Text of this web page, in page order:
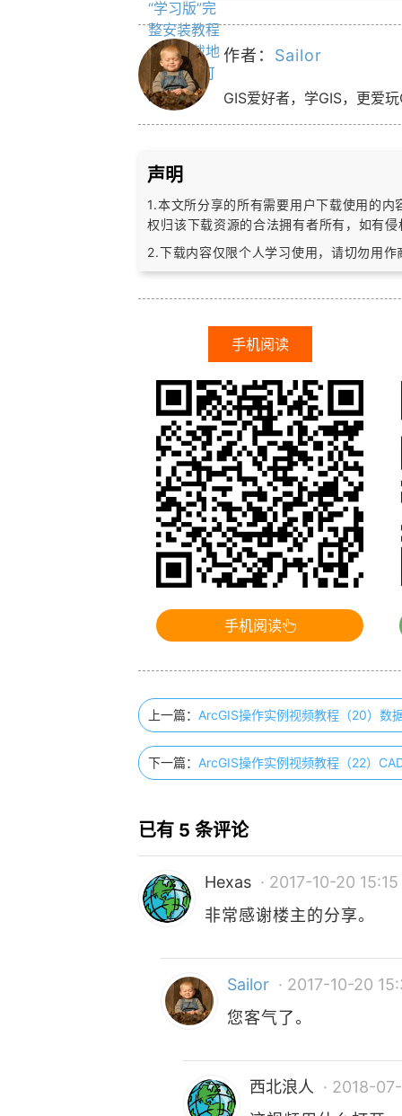
作者： Sailor
GIS爱好者，学GIS，更爱
声明
1.本文所分享的所有需要用户下载使用的
权归该下载资源的合法拥有者所有， 如有侵
2.下载内容仅限个人学习使用，请切勿用
手机阅读
手机阅读
上一篇： ArcGIS操作实例视频教程（20）数
下一篇： ArcGIS操作实例视频教程（22）
已有 5 条评论
Hexas · 2017-10-20 15:15
非常感谢楼主的分享。
Sailor · 2017-10-20
您客气了。
西北浪人
· 2018-